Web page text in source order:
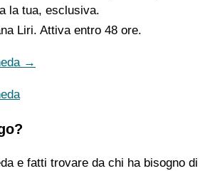
la tua, esclusiva.
Liri. Attiva entro 48 ore.
→
e fatti trovare da chi ha bisogno di